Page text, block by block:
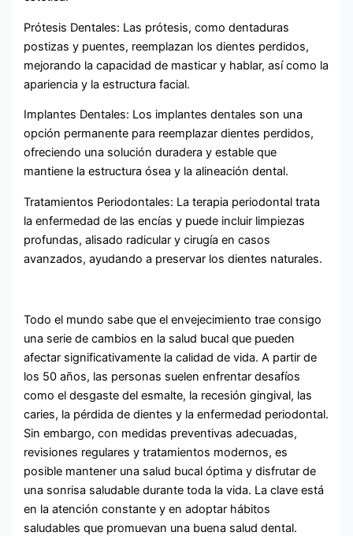
Prótesis Dentales: Las prótesis, como dentaduras
postizas y puentes, reemplazan los dientes perdidos,
mejorando la capacidad de masticar y hablar, así como la
apariencia y la estructura facial.
Implantes Dentales: Los implantes dentales son una
opción permanente para reemplazar dientes perdidos,
ofreciendo una solución duradera y estable que
mantiene la estructura ósea y la alineación dental.
Tratamientos Periodontales: La terapia periodontal trata
la enfermedad de las encías y puede incluir limpiezas
profundas, alisado radicular y cirugía en casos
avanzados, ayudando a preservar los dientes naturales.
Todo el mundo sabe que el envejecimiento trae consigo
una serie de cambios en la salud bucal que pueden
afectar significativamente la calidad de vida. A partir de
los 50 años, las personas suelen enfrentar desafíos
como el desgaste del esmalte, la recesión gingival, las
caries, la pérdida de dientes y la enfermedad periodontal.
Sin embargo, con medidas preventivas adecuadas,
revisiones regulares y tratamientos modernos, es
posible mantener una salud bucal óptima y disfrutar de
una sonrisa saludable durante toda la vida. La clave está
en la atención constante y en adoptar hábitos
saludables que promuevan una buena salud dental.